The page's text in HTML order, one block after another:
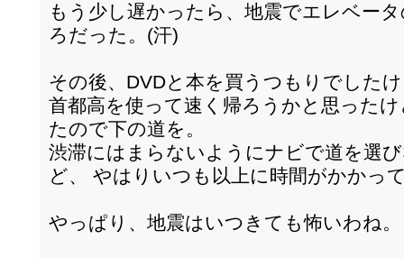
もう少し遅かったら、地震でエレベー
ろだった。(汗)
その後、DVDと本を買うつもりでした
首都高を使って速く帰ろうかと思った
たので下の道を。
渋滞にはまらないようにナビで道を選
ど、 やはりいつも以上に時間がかかっ
やっぱり、地震はいつきても怖いわね。